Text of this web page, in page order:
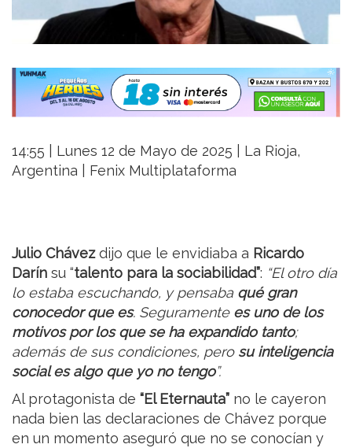
14:55 | Lunes 12 de Mayo de 2025 | La Rioja,
Argentina | Fenix Multiplataforma
Julio Chávezdijo que le envidiaba a Ricardo
Darín su “talento para la sociabilidad”: “El otro día
lo estaba escuchando, y pensaba qué gran
conocedor que es. Seguramente es uno de los
motivos por los que se ha expandido tanto;
además de sus condiciones, pero su inteligencia
social es algo que yo no tengo”.
Al protagonista de “El Eternauta” no le cayeron
nada bien las declaraciones de Chávez porque
en un momento aseguró que no se conocían y